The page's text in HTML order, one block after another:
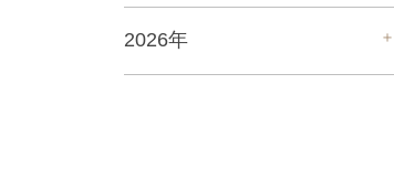
2026年 ＋